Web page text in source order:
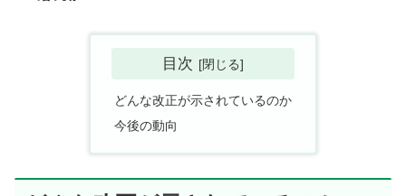
目次
どんな改正が示されているのか
今後の動向